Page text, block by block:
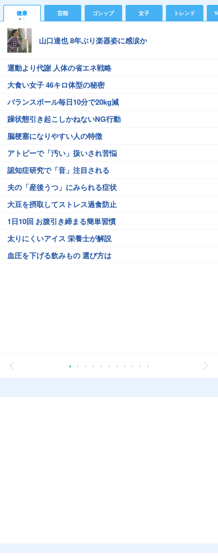
健康 芸能 ゴシップ 女子 トレンド
山口達也 8年ぶり楽器姿に感涙か
運動より代謝 人体の省エネ戦略
大食い女子 46キロ体型の秘密
バランスボール毎日10分で20kg減
躁状態引き起こしかねないNG行動
脳梗塞になりやすい人の特徴
アトピーで「汚い」扱いされ苦悩
認知症研究で「音」注目される
夫の「産後うつ」にみられる症状
大豆を摂取してストレス過食防止
1日10回 お腹引き締まる簡単習慣
太りにくいアイス 栄養士が解説
血圧を下げる飲みもの 選び方は